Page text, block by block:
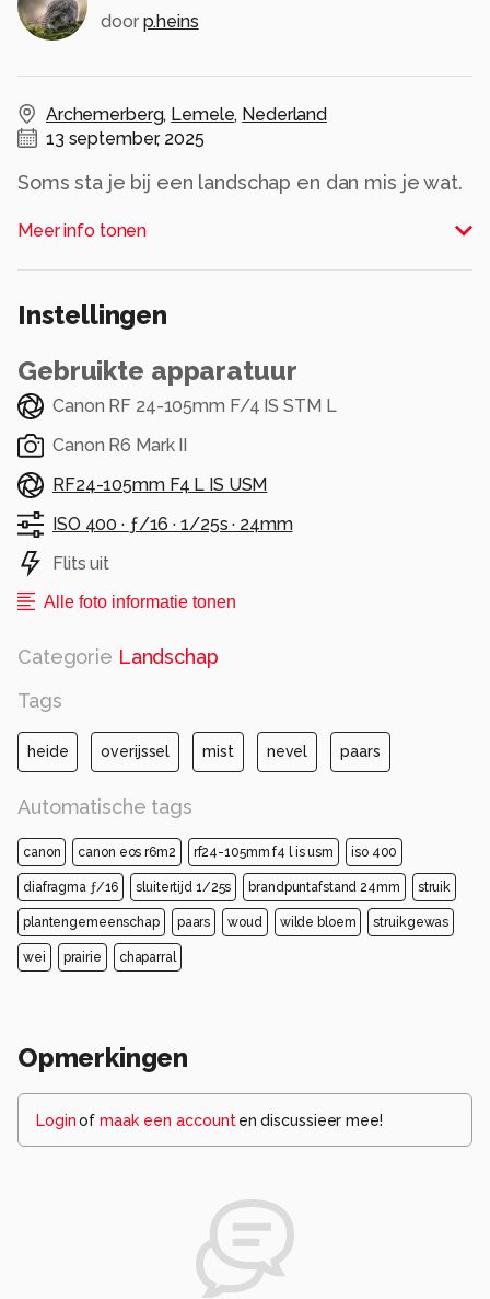
door p.heins
Archemerberg, Lemele, Nederland
13 september, 2025
Soms sta je bij een landschap en dan mis je wat.
verder op lag een mooie boomstronk dus die
gepakt en goed neergelegd , zo creëer je je
Alle rechten voorbehouden
Meer info tonen
Instellingen
Gebruikte apparatuur
Canon RF 24-105mm F/4 IS STM L
Canon R6 Mark II
RF24-105mm F4 L IS USM
ISO 400 · ƒ/16 · 1/25s · 24mm
Flits uit
Alle foto informatie tonen
Categorie Landschap
Tags
heide overijssel mist nevel paars
Automatische tags
canon canon eos r6m2 rf24-105mm f4 l is usm iso 400
diafragma ƒ/16 sluitertijd 1/25s brandpuntafstand 24mm struik
plantengemeenschap paars woud wilde bloem struikgewas
wei prairie chaparral
Opmerkingen
Loginof maak een account en discussieer mee!